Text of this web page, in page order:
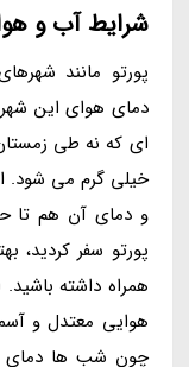
شرایط آب و
پورتو مانند
دمای هوای این
ای که نه طی
خیلی گرم می شود. از
و دمای آن هم تا
پورتو سفر
همراه داشته
هوایی معتدل و
چون شب ها دمای